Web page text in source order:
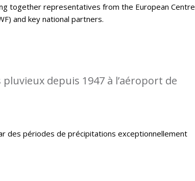
together representatives from the European Centre
and key national partners.
depuis 1947 à l’aéroport de
des périodes de précipitations exceptionnellement